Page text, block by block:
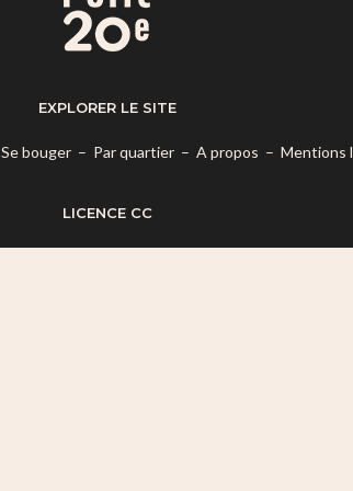
EXPLORER LE SITE
Se bouger– Par quartier– A propos – Mentions
LICENCE CC